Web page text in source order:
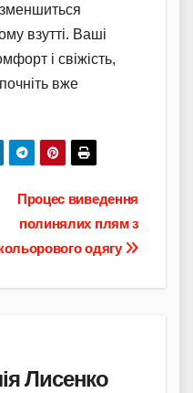
взутті. Ваші
і свіжість,
вже
Процес виведення
полинялих плям з
одягу
Лисенко